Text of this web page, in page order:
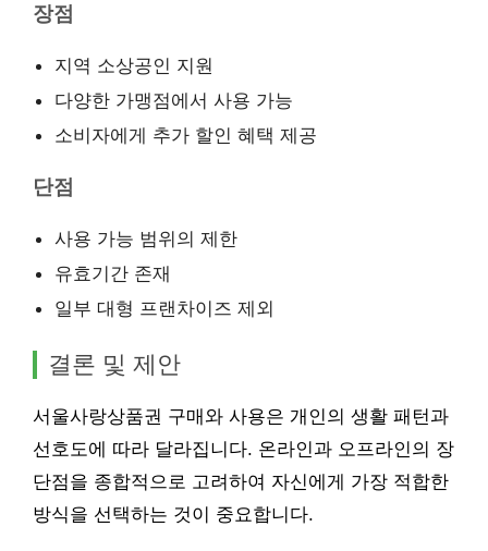
장점
지역 소상공인 지원
다양한 가맹점에서 사용 가능
소비자에게 추가 할인 혜택 제공
단점
사용 가능 범위의 제한
유효기간 존재
일부 대형 프랜차이즈 제외
결론 및 제안
서울사랑상품권 구매와 사용은 개인의 생활 패턴과
선호도에 따라 달라집니다. 온라인과 오프라인의 장
단점을 종합적으로 고려하여 자신에게 가장 적합한
방식을 선택하는 것이 중요합니다.